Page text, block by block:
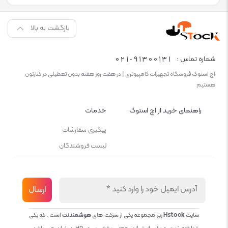
بازگشت به بالا
شماره تماس : 021-91300131
اچ استوک فروشگاه تجهیزات کامپیوتری | در هفت روز هفته بدون تعطیلی در کنارتون
هستیم
راهنمای خرید از اچ استوک خدمات
پیگیری سفارشات
لیست فروشندگان
سایتHstockزیر مجموعه یکی از شرکت هایهوشمندنتاست . که یکی